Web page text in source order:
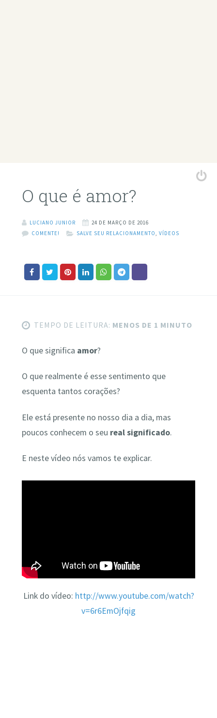
O que é amor?
LUCIANO JUNIOR
24 DE MARÇO DE 2016
COMENTE!
SALVE SEU RELACIONAMENTO VÍDEOS
TEMPO DE LEITURA: MENOS DE 1 MINUTO
O que significa amor?
O que realmente é esse sentimento que
esquenta tantos corações?
Ele está presente no nosso dia a dia, mas
poucos conhecem o seu real significado.
E neste vídeo nós vamos te explicar.
Link do vídeo: http://www.youtube.com/watch?
v=6r6EmOjfqig